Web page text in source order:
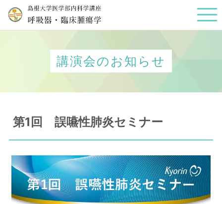
講演会のお知らせ
第1回 誤嚥性肺炎セミナー